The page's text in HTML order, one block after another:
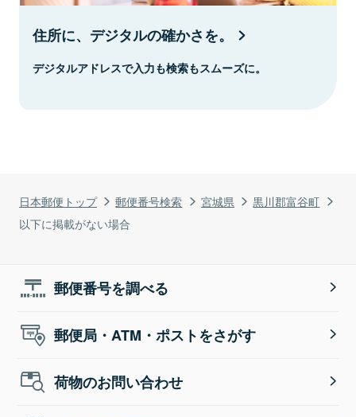
日本郵便トップ 郵便番号検索 宮城県
黒川郡富谷町
以下に掲載がない場合
住所に、デジタルの確かさを。
デジタルアドレスで入力も検索もスムーズに。
郵便番号を調べる
郵便局・ATM・ポストをさがす
荷物のお問い合わせ